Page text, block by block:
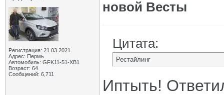
Регистрация: 21.03.2021
Адрес: Пермь
Автомобиль: GFK11-51-ХВ1
Возраст: 64
Сообщений: 6,711
новой Весты
Цитата:
Рестайлинг
Иптыть!